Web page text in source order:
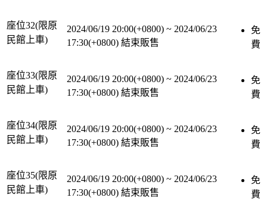
座位32(限原
民館上車)
2024/06/19 20:00(+0800) ~ 2024/06/23
17:30(+0800) 結束販售
免
費
座位33(限原
民館上車)
2024/06/19 20:00(+0800) ~ 2024/06/23
17:30(+0800) 結束販售
免
費
座位34(限原
民館上車)
2024/06/19 20:00(+0800) ~ 2024/06/23
17:30(+0800) 結束販售
免
費
座位35(限原
民館上車)
2024/06/19 20:00(+0800) ~ 2024/06/23
17:30(+0800) 結束販售
免
費